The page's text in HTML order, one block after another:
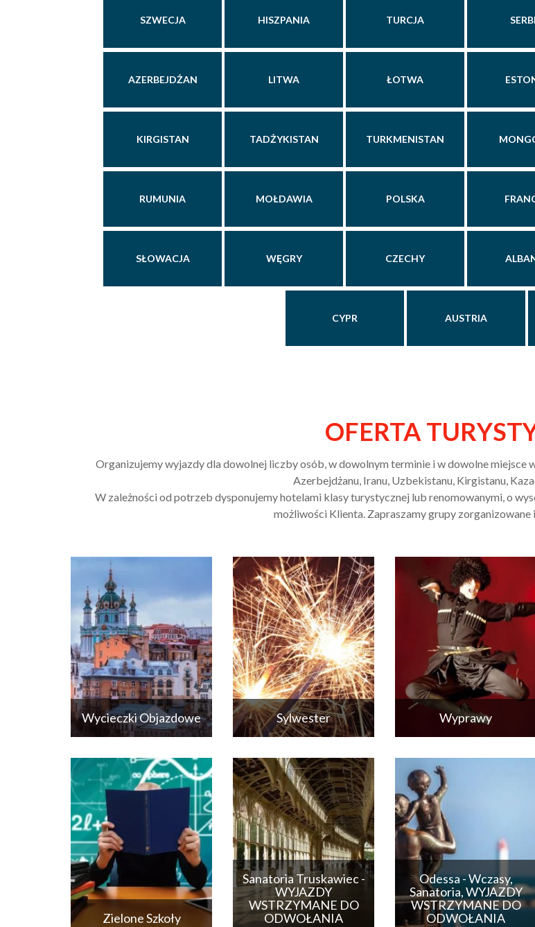
SZWECJA HISZPANIA TURCJA
AZERBEJDŻAN LITWA ŁOTWA
KIRGISTAN TADŻYKISTAN TURKMENISTAN
RUMUNIA MOŁDAWIA POLSKA
SŁOWACJA WĘGRY CZECHY
CYPR AUSTRIA
OFERTA
Organizujemy wyjazdy dla dowolnej liczby osób, w dowolnym terminie i w dowolne miejsce
Azerbejdżanu, Iranu, Uzbekistanu, Kirgistanu,
W zależności od potrzeb dysponujemy hotelami klasy turystycznej lub renomowanymi, o
możliwości Klienta. Zapraszamy grupy
Wycieczki Objazdowe Sylwester Wyprawy
Zielone Szkoły
Sanatoria Truskawiec -
WYJAZDY
WSTRZYMANE DO
ODWOŁANIA
Odessa - Wczasy,
Sanatoria, WYJAZDY
WSTRZYMANE DO
ODWOŁANIA